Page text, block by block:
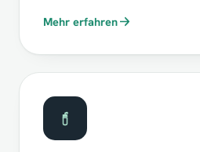
Mehr erfahren